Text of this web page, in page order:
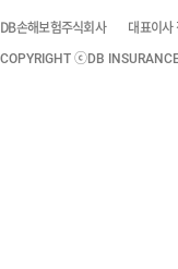
DB손해보험주식회사 대표이사
COPYRIGHT ⓒDB